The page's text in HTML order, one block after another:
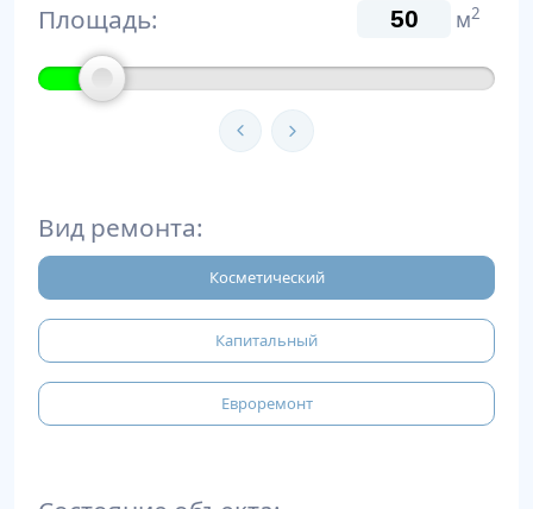
Площадь: м2
Вид ремонта:
Косметический
Капитальный
Евроремонт